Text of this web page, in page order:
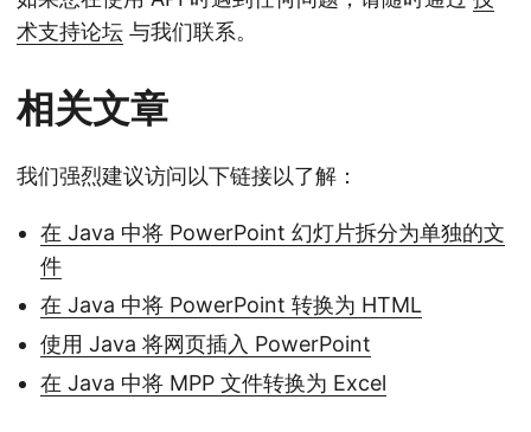
术支持论坛 与我们联系。
相关文章
我们强烈建议访问以下链接以了解：
在 Java 中将 PowerPoint 幻灯片拆分为单独的文
件
在 Java 中将 PowerPoint 转换为 HTML
使用 Java 将网页插入 PowerPoint
在 Java 中将 MPP 文件转换为 Excel